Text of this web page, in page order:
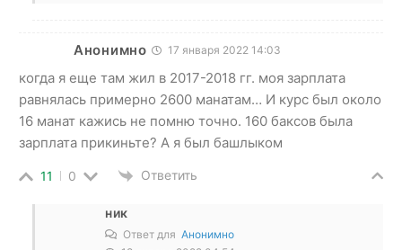
Анонимно 17 января 2022 14:03
когда я еще там жил в 2017-2018 гг. моя зарплата
равнялась примерно 2600 манатам… И курс был около
16 манат кажись не помню точно. 160 баксов была
зарплата прикиньте? А я был башлыком
11 0 Ответить
ник
Ответ для Анонимно